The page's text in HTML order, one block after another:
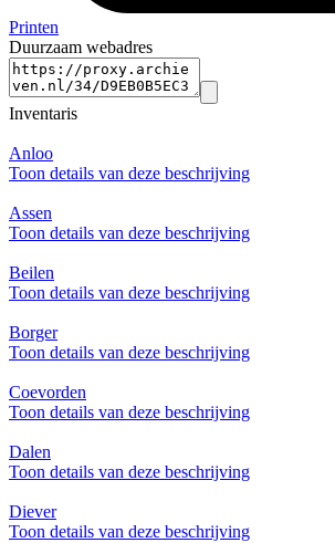
Printen
Duurzaam webadres
Inventaris
Anloo
Toon details van deze beschrijving
Assen
Toon details van deze beschrijving
Beilen
Toon details van deze beschrijving
Borger
Toon details van deze beschrijving
Coevorden
Toon details van deze beschrijving
Dalen
Toon details van deze beschrijving
Diever
Toon details van deze beschrijving